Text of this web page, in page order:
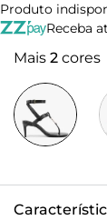
Produto
Receba
Mais 2 cores